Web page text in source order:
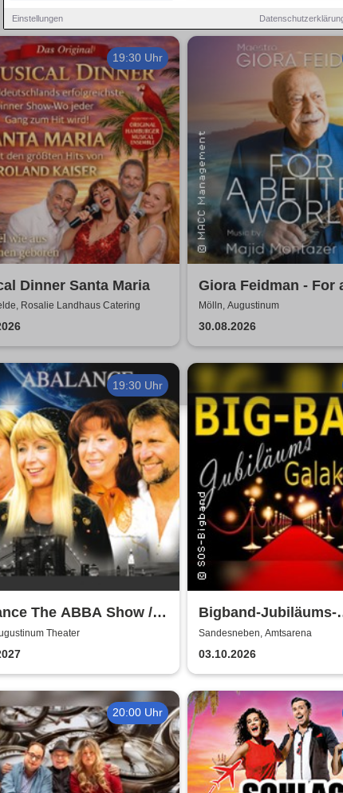
Einstellungen
19:30 Uhr
Dinner Santa Maria
Rosalie Landhaus Catering
Giora Feidman - For
World
Mölln, Augustinum
30.08.2026
19:30 Uhr
The ABBA Show /
Show - a tribute to
Theater
Bigband-Jubiläums-
Galakonzert
Sandesneben, Amtsarena
03.10.2026
20:00 Uhr